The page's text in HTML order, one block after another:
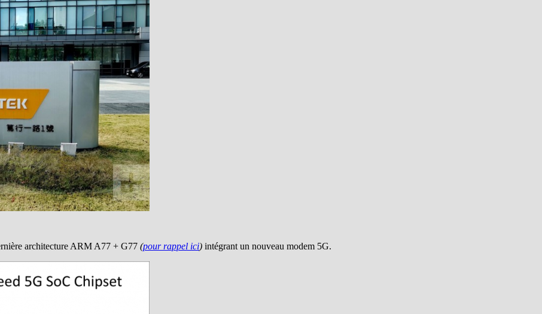
architecture ARM A77 + G77 (pour rappel ici) intégrant un nouveau modem 5G.